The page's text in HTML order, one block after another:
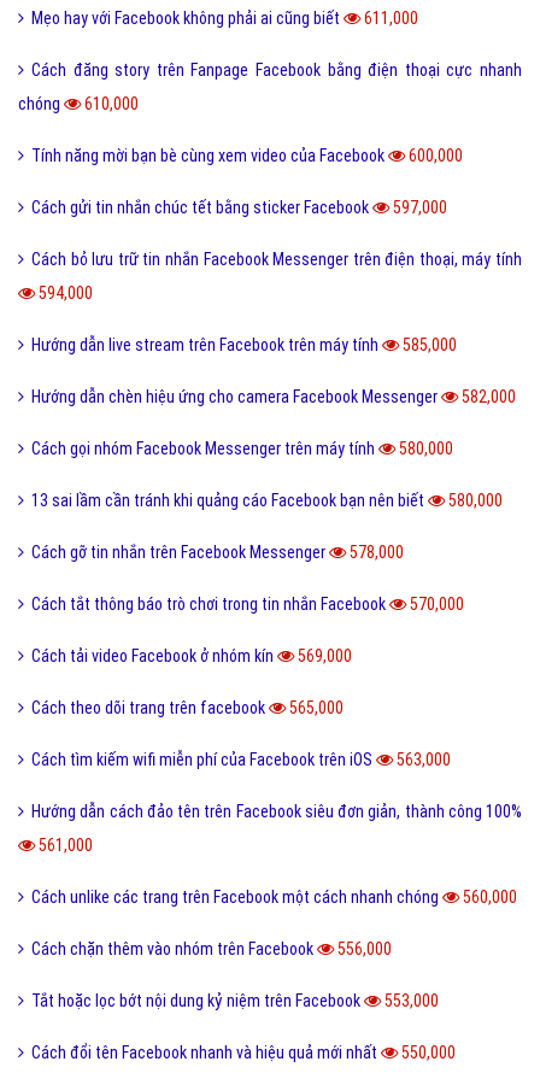
Mẹo hay với Facebook không phải ai cũng biết 611,000
Cách đăng story trên Fanpage Facebook bằng điện thoại cực nhanh
chóng
610,000
Tính năng mời bạn bè cùng xem video của Facebook 600,000
Cách gửi tin nhắn chúc tết bằng sticker Facebook 597,000
Cách bỏ lưu trữ tin nhắn Facebook Messenger trên điện thoại, máy tính
594,000
Hướng dẫn live stream trên Facebook trên máy tính 585,000
Hướng dẫn chèn hiệu ứng cho camera Facebook Messenger 582,000
Cách gọi nhóm Facebook Messenger trên máy tính 580,000
13 sai lầm cần tránh khi quảng cáo Facebook bạn nên biết 580,000
Cách gỡ tin nhắn trên Facebook Messenger 578,000
Cách tắt thông báo trò chơi trong tin nhắn Facebook 570,000
Cách tải video Facebook ở nhóm kín 569,000
Cách theo dõi trang trên facebook 565,000
Cách tìm kiếm wifi miễn phí của Facebook trên iOS 563,000
Hướng dẫn cách đảo tên trên Facebook siêu đơn giản, thành công 100%
561,000
Cách unlike các trang trên Facebook một cách nhanh chóng 560,000
Cách chặn thêm vào nhóm trên Facebook 556,000
Tắt hoặc lọc bớt nội dung kỷ niệm trên Facebook 553,000
Cách đổi tên Facebook nhanh và hiệu quả mới nhất 550,000